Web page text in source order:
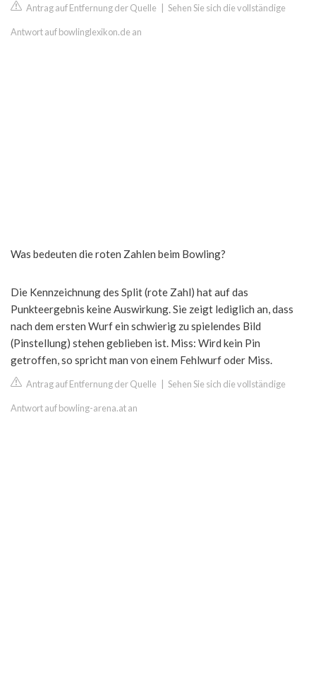
Antrag auf Entfernung der Quelle Sehen Sie sich die vollständige
Antwort auf bowlinglexikon.de an
Was bedeuten die roten Zahlen beim Bowling?
Die Kennzeichnung des Split (rote Zahl) hat auf das
Punkteergebnis keine Auswirkung. Sie zeigt lediglich an, dass
nach dem ersten Wurf ein schwierig zu spielendes Bild
(Pinstellung) stehen geblieben ist. Miss: Wird kein Pin
getroffen, so spricht man von einem Fehlwurf oder Miss.
Antrag auf Entfernung der Quelle Sehen Sie sich die vollständige
Antwort auf bowling-arena.at an